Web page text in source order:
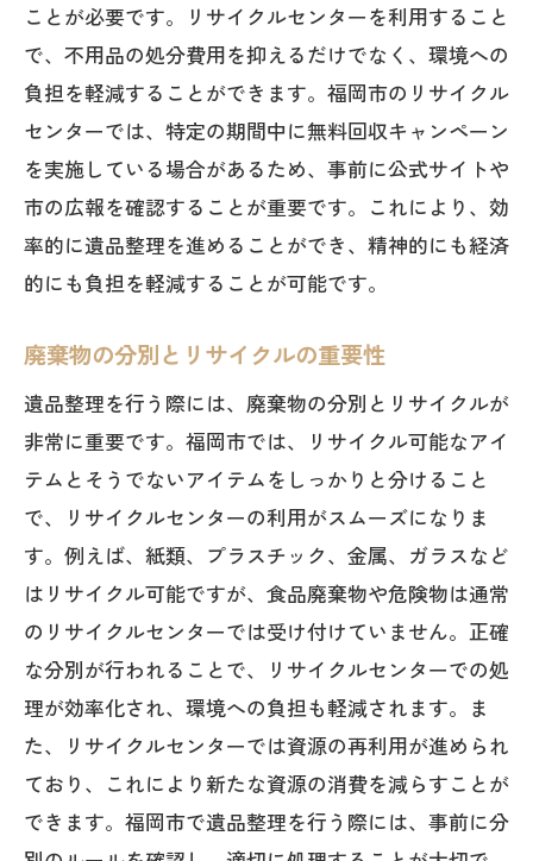
ことが必要です。リサイクルセンターを利用すること
で、不用品の処分費用を抑えるだけでなく、環境への
負担を軽減することができます。福岡市のリサイクル
センターでは、特定の期間中に無料回収キャンペーン
を実施している場合があるため、事前に公式サイトや
市の広報を確認することが重要です。これにより、効
率的に遺品整理を進めることができ、精神的にも経済
的にも負担を軽減することが可能です。
廃棄物の分別とリサイクルの重要性
遺品整理を行う際には、廃棄物の分別とリサイクルが
非常に重要です。福岡市では、リサイクル可能なアイ
テムとそうでないアイテムをしっかりと分けること
で、リサイクルセンターの利用がスムーズになりま
す。例えば、紙類、プラスチック、金属、ガラスなど
はリサイクル可能ですが、食品廃棄物や危険物は通常
のリサイクルセンターでは受け付けていません。正確
な分別が行われることで、リサイクルセンターでの処
理が効率化され、環境への負担も軽減されます。ま
た、リサイクルセンターでは資源の再利用が進められ
ており、これにより新たな資源の消費を減らすことが
できます。福岡市で遺品整理を行う際には、事前に分